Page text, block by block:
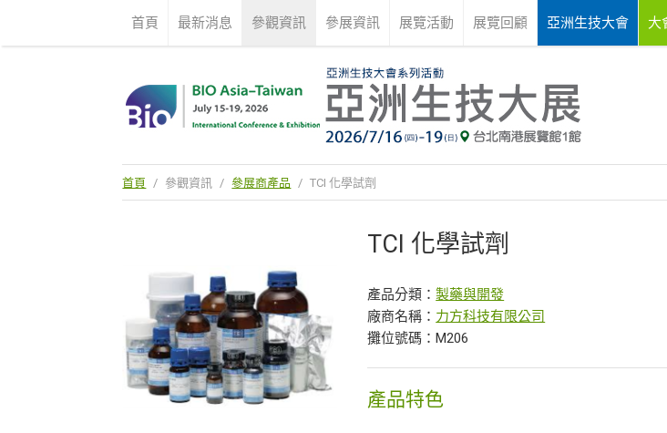
首頁 最新消息 參觀資訊 參展資訊 展覽活動 展覽回顧 亞洲生技大會 大
首頁 / 參觀資訊 / 參展商產品 / TCI 化學試劑
TCI 化學試劑
產品分類：製藥與開發
廠商名稱： 力方科技有限公司
攤位號碼：M206
產品特色